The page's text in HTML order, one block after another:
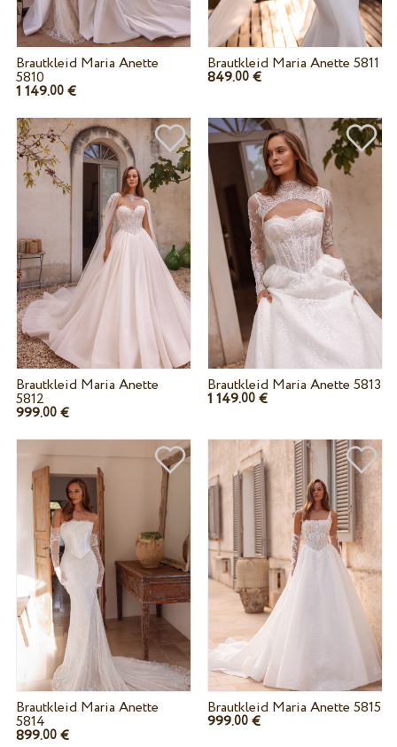
Brautkleid Maria Anette
5810
1 149.00€
Brautkleid Maria Anette 5811
849.00 €
Brautkleid Maria Anette
5812
999.00€
Brautkleid Maria Anette 5813
1 149.00 €
Brautkleid Maria Anette
5814
899.00€
Brautkleid Maria Anette 5815
999.00 €